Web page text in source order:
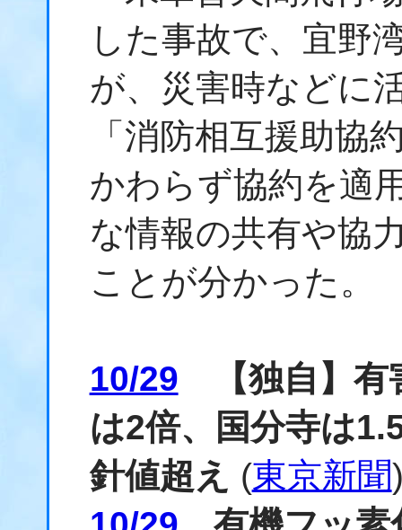
した事故で、宜野
が、災害時などに
「消防相互援助協
かわらず協約を適
な情報の共有や協
ことが分かった。
10/29 【独自】有
は2倍、国分寺は
針値超え (東京新聞